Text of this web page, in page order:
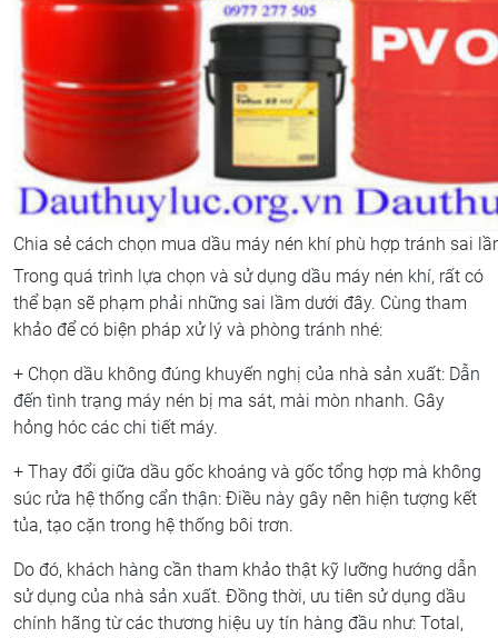
Chia sẻ cách chọn mua dầu máy nén khí phù hợp tránh sai
Trong quá trình lựa chọn và sử dụng dầu máy nén khí, rất có
thể bạn sẽ phạm phải những sai lầm dưới đây. Cùng tham
khảo để có biện pháp xử lý và phòng tránh nhé:
+ Chọn dầu không đúng khuyến nghị của nhà sản xuất: Dẫn
đến tình trạng máy nén bị ma sát, mài mòn nhanh. Gây
hỏng hóc các chi tiết máy.
+ Thay đổi giữa dầu gốc khoáng và gốc tổng hợp mà không
súc rửa hệ thống cẩn thận: Điều này gây nên hiện tượng kết
tủa, tạo cặn trong hệ thống bôi trơn.
Do đó, khách hàng cần tham khảo thật kỹ lưỡng hướng dẫn
sử dụng của nhà sản xuất. Đồng thời, ưu tiên sử dụng dầu
chính hãng từ các thương hiệu uy tín hàng đầu như: Total,